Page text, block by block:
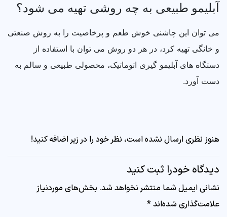
آبلیمو طبیعی به چه روشی تهیه می شود؟
می‌ توان این چاشنی خوش طعم و پرخاصیت را به روش صنعتی
و خانگی تهیه کرد، در هر دو روش می توان با استفاده از
دستگاه های آبلیمو گیری اتوماتیک، محصولی طبیعی و سالم به
دست آورد.
هنوز نظری ارسال نشده است، نظر خود را در زیر اضافه کنید!
دیدگاه خودرا ثبت کنید
نشانی ایمیل شما منتشر نخواهد شد. بخش‌های موردنیاز
علامت‌گذاری شده‌اند*